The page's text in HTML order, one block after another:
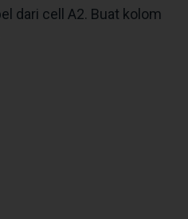
dari cell A2. Buat kolom